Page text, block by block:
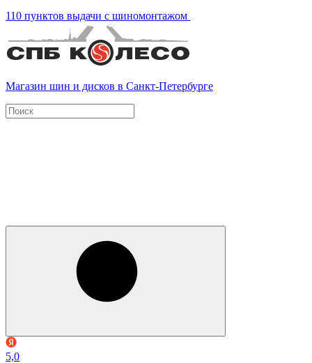
110 пунктов выдачи с шиномонтажом
Магазин шин и дисков в Санкт-Петербурге
5,0